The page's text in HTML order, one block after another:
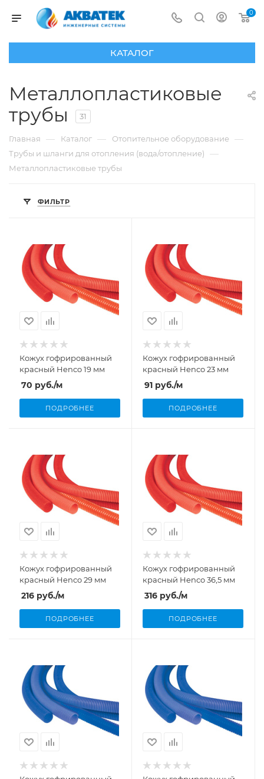
0
КАТАЛОГ
Металлопластиковые
трубы
31
Главная — Каталог — Отопительное оборудование —
Трубы и шланги для отопления (вода/отопление) —
Металлопластиковые трубы
ФИЛЬТР
Кожух гофрированный
красный Henco 19 мм
70 руб./м
ПОДРОБНЕЕ
Кожух гофрированный
красный Henco 23 мм
91 руб./м
ПОДРОБНЕЕ
Кожух гофрированный
красный Henco 29 мм
216 руб./м
ПОДРОБНЕЕ
Кожух гофрированный
красный Henco 36,5 мм
316 руб./м
ПОДРОБНЕЕ